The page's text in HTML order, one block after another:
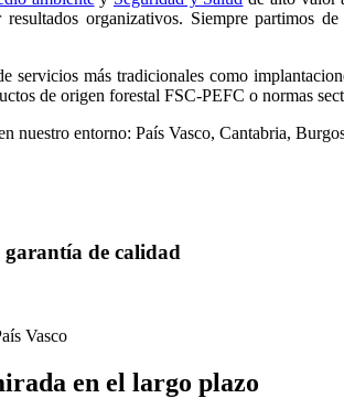
organizativos. Siempre partimos
servicios más tradicionales como
de origen forestal FSC-PEFC o normas
nuestro entorno: País Vasco, Cantabria,
garantía de calidad
en el largo plazo